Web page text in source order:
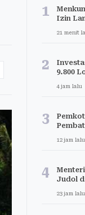
1
Izin
21 menit
2
9.800
4 jam lalu
3
12 jam lalu
4
Judol
23 jam lalu